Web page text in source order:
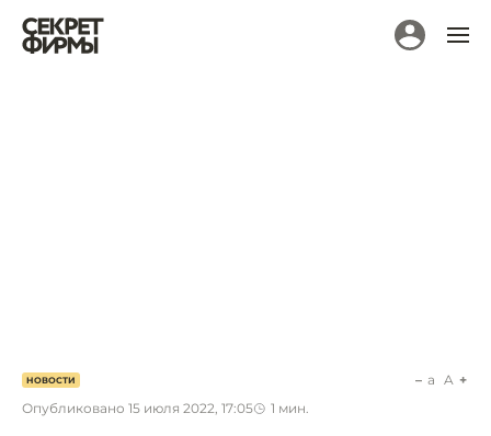
НОВОСТИ
Опубликовано 15 июля 2022, 17:05 1 мин.
a A